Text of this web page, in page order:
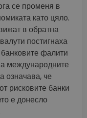
се променя в
като цяло.
в обратна
постигнаха
фалити
международните
означава, че
рисковите банки
е донесло